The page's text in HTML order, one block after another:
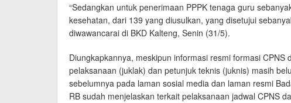
“Sedangkan untuk penerimaan PPPK tenaga guru
kesehatan, dari 139 yang diusulkan, yang disetujui
diwawancarai di BKD Kalteng, Senin (31/5).
Diungkapkannya, meskipun informasi resmi formasi
pelaksanaan (juklak) dan petunjuk teknis (juknis) masih
sebelumnya pada laman sosial media dan laman resmi
RB sudah menjelaskan terkait pelaksanaan jadwal CPNS